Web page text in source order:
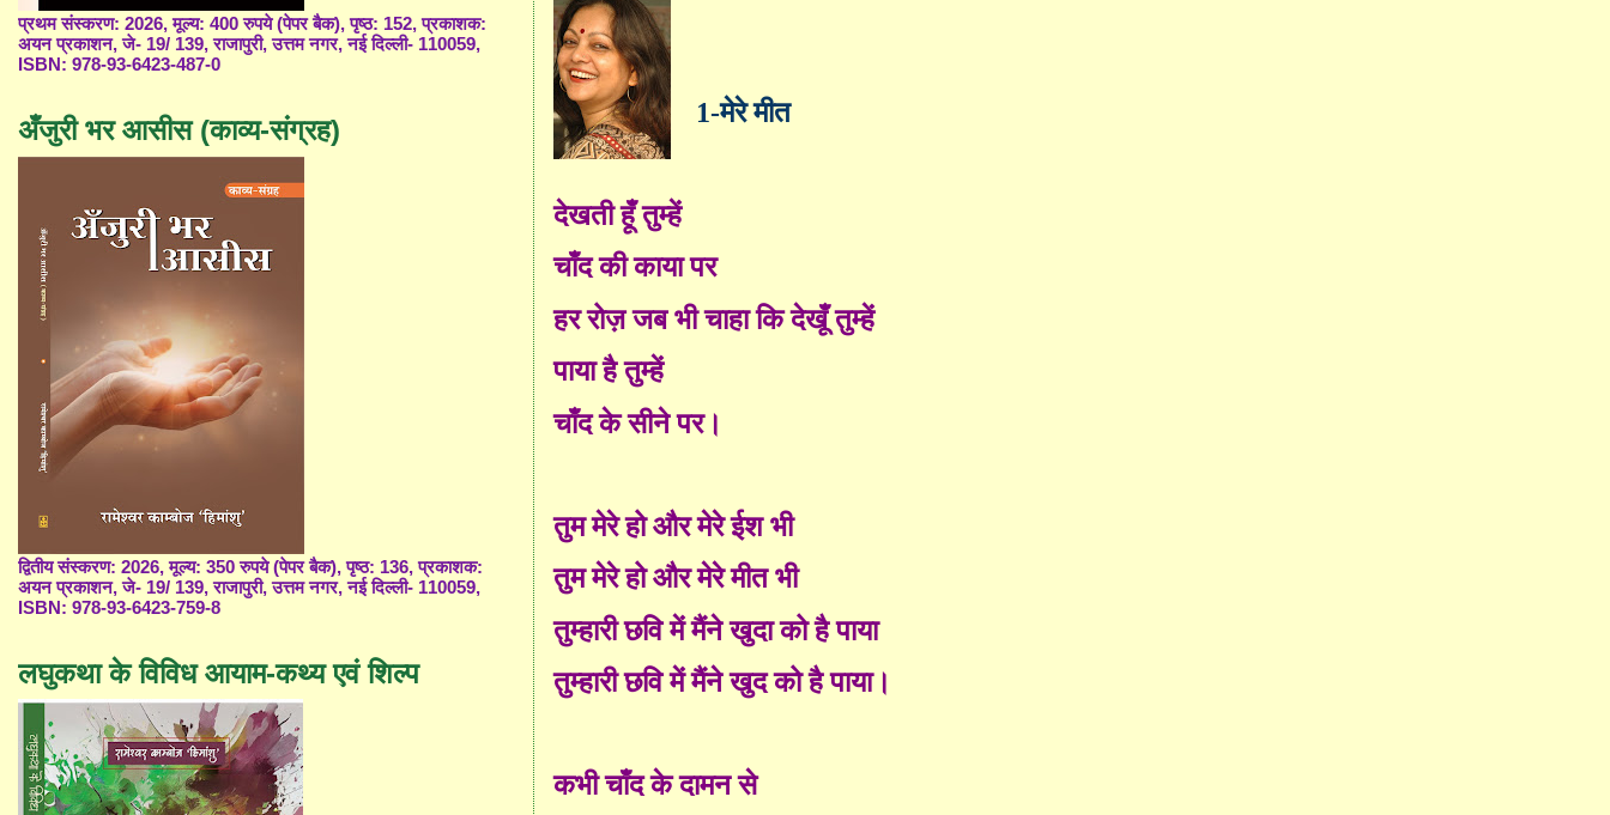
1-मेरे मीत
देखती हूँ तुम्हें
चाँद की काया पर
हर रोज़ जब भी चाहा कि देखूँ तुम्हें
पाया है तुम्हें
चाँद के सीने पर।
तुम मेरे हो और मेरे ईश भी
तुम मेरे हो और मेरे मीत भी
तुम्हारी छवि में मैंने खुदा को है पाया
तुम्हारी छवि में मैंने खुद को है पाया।
कभी चाँद के दामन से
प्रथम संस्करण: 2026, मूल्य: 400 रुपये (पेपर बैक), पृष्ठ: 152, प्रकाशक:
अयन प्रकाशन, जे- 19/ 139, राजापुरी, उत्तम नगर, नई दिल्ली- 110059,
ISBN: 978-93-6423-487-0
अँजुरी भर आसीस (काव्य-संग्रह)
द्वितीय संस्करण: 2026, मूल्य: 350 रुपये (पेपर बैक), पृष्ठ: 136, प्रकाशक:
अयन प्रकाशन, जे- 19/ 139, राजापुरी, उत्तम नगर, नई दिल्ली- 110059,
ISBN: 978-93-6423-759-8
लघुकथा के विविध आयाम-कथ्य एवं शिल्प